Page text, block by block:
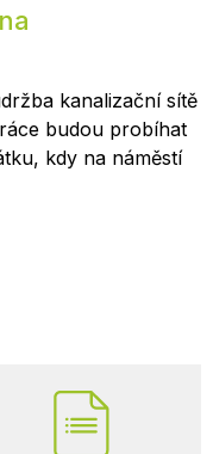
kanalizační sítě
budou probíhat
kdy na náměstí